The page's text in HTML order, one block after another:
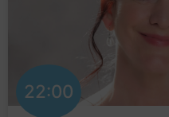
22:00